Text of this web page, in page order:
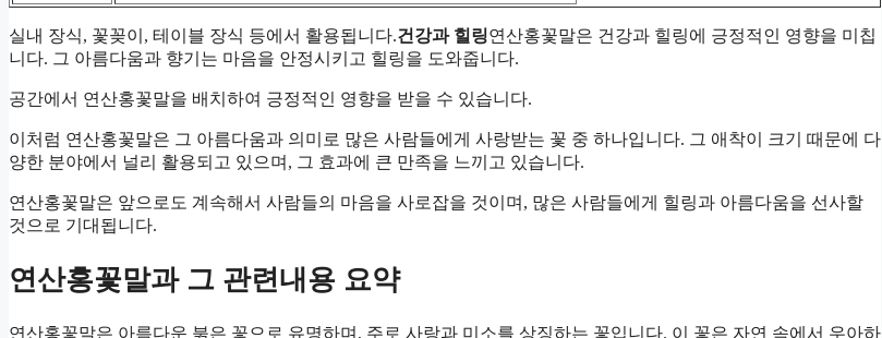
실내 장식, 꽃꽂이, 테이블 장식 등에서 활용됩니다.건강과 힐링연산홍꽃말은 건강과 힐링에 긍정적인 영향을 미칩
니다. 그 아름다움과 향기는 마음을 안정시키고 힐링을 도와줍니다.
공간에서 연산홍꽃말을 배치하여 긍정적인 영향을 받을 수 있습니다.
이처럼 연산홍꽃말은 그 아름다움과 의미로 많은 사람들에게 사랑받는 꽃 중 하나입니다. 그 애착이 크기 때문에 다
양한 분야에서 널리 활용되고 있으며, 그 효과에 큰 만족을 느끼고 있습니다.
연산홍꽃말은 앞으로도 계속해서 사람들의 마음을 사로잡을 것이며, 많은 사람들에게 힐링과 아름다움을 선사할
것으로 기대됩니다.
연산홍꽃말과 그 관련내용 요약
연산홍꽃말은 아름다운 붉은 꽃으로 유명하며, 주로 사랑과 미소를 상징하는 꽃입니다. 이 꽃은 자연 속에서 우아하